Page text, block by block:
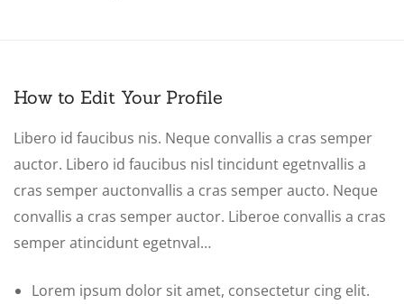
How to Edit Your Profile
Libero id faucibus nis. Neque convallis a cras semper
auctor. Libero id faucibus nisl tincidunt egetnvallis a
cras semper auctonvallis a cras semper aucto. Neque
convallis a cras semper auctor. Liberoe convallis a cras
semper atincidunt egetnval…
Lorem ipsum dolor sit amet, consectetur cing elit.